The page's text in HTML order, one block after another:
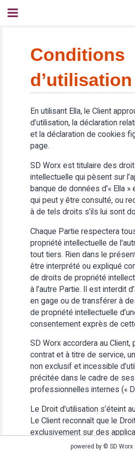
Conditions
En utilisant Ella, le Client
d’utilisation, la déclaration
et la déclaration de cookies
page.
SD Worx est titulaire des
intellectuelle qui pèsent sur
banque de données d'« Ella »
qui peut y être consulté, ou
à de tels droits s’ils lui sont
Chaque Partie respectera
propriété intellectuelle de
tout tiers. Rien dans le
être interprété ou expliqué
de droits de propriété
à l’autre Partie. Il est interdit
en gage ou de transférer à
de propriété intellectuelle
consentement exprès de
SD Worx accordera au Client,
contrat et à titre de service,
non exclusif et incessible
précitée dans le cadre de
professionnelles internes («
Le Droit d’utilisation s’éteint
Le Client reconnaît que le
exclusivement sur des
Web. Le Client s’abstiendra (i)
powered by © SD Worx